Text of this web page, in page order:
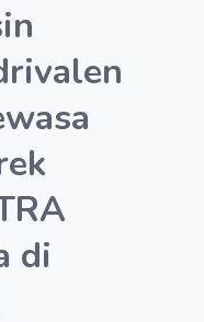
di